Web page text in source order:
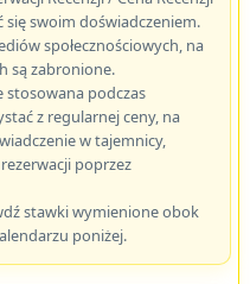
swoim doświadczeniem.
społecznościowych, na
są zabronione.
stosowana podczas
z regularnej ceny, na
w tajemnicy,
poprzez
stawki wymienione obok
poniżej.